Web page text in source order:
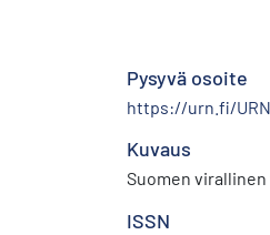
Pysyvä osoite
https://urn.fi/
Kuvaus
Suomen virallinen
ISSN